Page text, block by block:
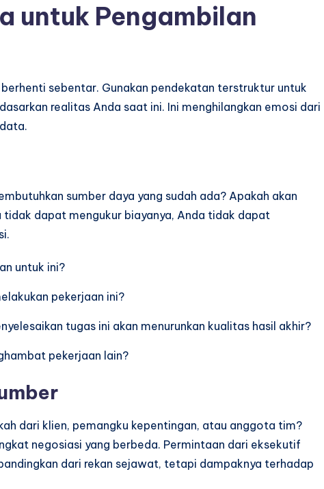
untuk Pengambilan
sebentar. Gunakan pendekatan terstruktur untuk
realitas Anda saat ini. Ini menghilangkan emosi dari
sumber daya yang sudah ada? Apakah akan
dapat mengukur biayanya, Anda tidak dapat
untuk ini?
pekerjaan ini?
tugas ini akan menurunkan kualitas hasil akhir?
pekerjaan lain?
dari klien, pemangku kepentingan, atau anggota tim?
negosiasi yang berbeda. Permintaan dari eksekutif
dari rekan sejawat, tetapi dampaknya terhadap